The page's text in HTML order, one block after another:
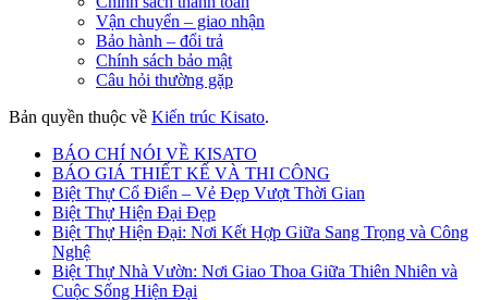
Vận chuyển – giao nhận
Bảo hành – đổi trả
Chính sách bảo mật
Câu hỏi thường gặp
Bản quyền thuộc về Kiến trúc Kisato.
BÁO CHÍ NÓI VỀ KISATO
BÁO GIÁ THIẾT KẾ VÀ THI CÔNG
Biệt Thự Cổ Điển – Vẻ Đẹp Vượt Thời Gian
Biệt Thự Hiện Đại Đẹp
Biệt Thự Hiện Đại: Nơi Kết Hợp Giữa Sang Trọng và Công
Nghệ
Biệt Thự Nhà Vườn: Nơi Giao Thoa Giữa Thiên Nhiên và
Cuộc Sống Hiện Đại